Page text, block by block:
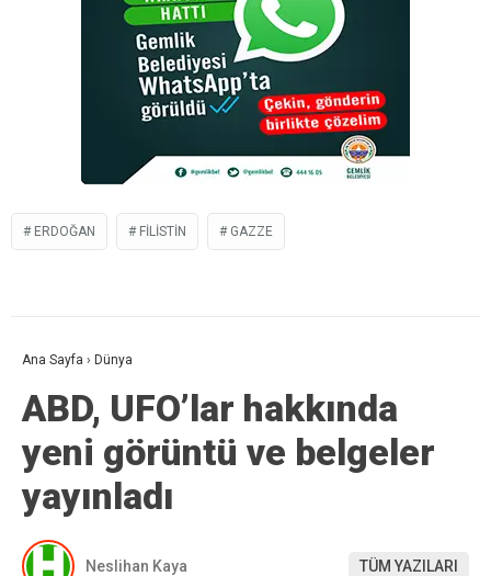
ERDOĞAN FILISTIN GAZZE
Ana Sayfa › Dünya
ABD, UFO’lar hakkında
yeni görüntü ve belgeler
yayınladı
Neslihan Kaya TÜM YAZILARI